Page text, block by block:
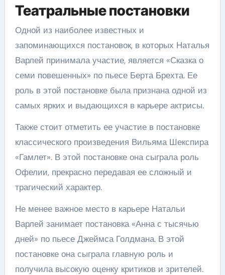
Театральные постановки
Одной из наиболее известных и
запоминающихся постановок, в которых Наталья
Варлей принимала участие, является «Сказка о
семи повешенных» по пьесе Берта Брехта. Ее
роль в этой постановке была признана одной из
самых ярких и выдающихся в карьере актрисы.
Также стоит отметить ее участие в постановке
классического произведения Вильяма Шекспира
«Гамлет». В этой постановке она сыграла роль
Офелии, прекрасно передавая ее сложный и
трагический характер.
Не менее важное место в карьере Натальи
Варлей занимает постановка «Анна с тысячью
дней» по пьесе Джеймса Голдмана. В этой
постановке она сыграла главную роль и
получила высокую оценку критиков и зрителей.